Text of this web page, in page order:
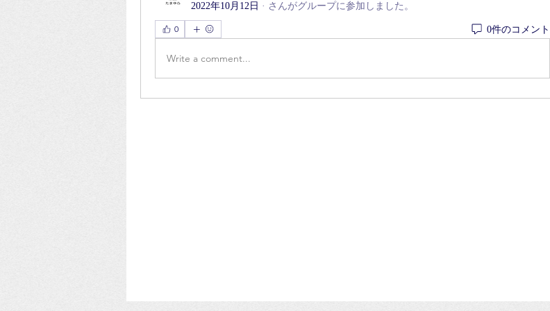
2022年10月12日 · さんがグループに参加しました。
0 0件のコメント
Write a comment...